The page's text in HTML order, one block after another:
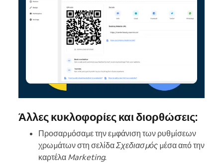
Άλλες κυκλοφορίες και διορθώσεις:
Προσαρμόσαμε την εμφάνιση των ρυθμίσεων
χρωμάτων στη σελίδαΣχεδιασμός μέσα από την
καρτέλα Marketing.